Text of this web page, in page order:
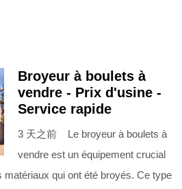
Broyeur à boulets à
vendre - Prix d'usine -
Service rapide
3 天之前 Le broyeur à boulets à
vendre est un équipement crucial
matériaux qui ont été broyés. Ce type